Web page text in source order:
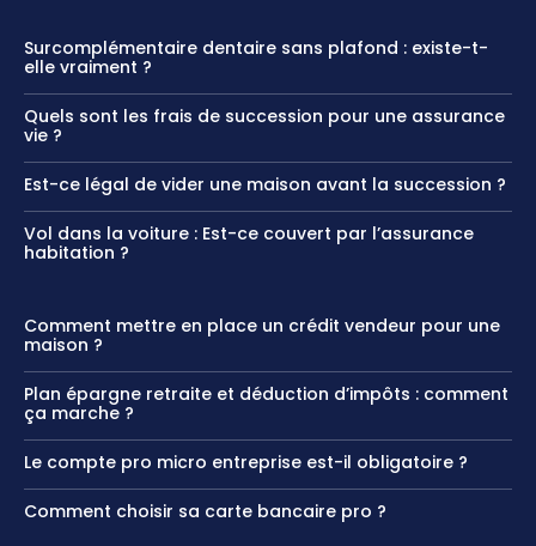
Surcomplémentaire dentaire sans plafond : existe-t-
elle vraiment ?
Quels sont les frais de succession pour une assurance
vie ?
Est-ce légal de vider une maison avant la succession ?
Vol dans la voiture : Est-ce couvert par l’assurance
habitation ?
Comment mettre en place un crédit vendeur pour une
maison ?
Plan épargne retraite et déduction d’impôts : comment
ça marche ?
Le compte pro micro entreprise est-il obligatoire ?
Comment choisir sa carte bancaire pro ?